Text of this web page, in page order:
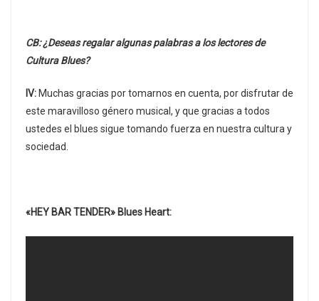
CB: ¿Deseas regalar algunas palabras a los lectores de
Cultura Blues?
IV: Muchas gracias por tomarnos en cuenta, por disfrutar de
este maravilloso género musical, y que gracias a todos
ustedes el blues sigue tomando fuerza en nuestra cultura y
sociedad.
«HEY BAR TENDER» Blues Heart: